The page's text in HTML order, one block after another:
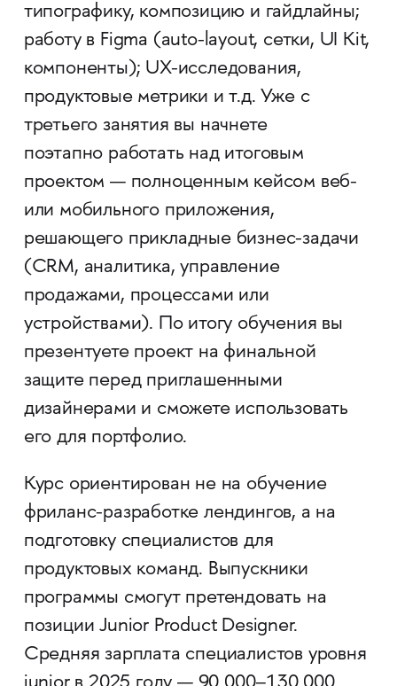
типографику, композицию и гайдлайны;
работу в Figma (auto-layout, сетки, UI Kit,
компоненты); UX-исследования,
продуктовые метрики и т.д. Уже с
третьего занятия вы начнете
поэтапно работать над итоговым
проектом — полноценным кейсом веб-
или мобильного приложения,
решающего прикладные бизнес-задачи
(CRM, аналитика, управление
продажами, процессами или
устройствами). По итогу обучения вы
презентуете проект на финальной
защите перед приглашенными
дизайнерами и сможете использовать
его для портфолио.
Курс ориентирован не на обучение
фриланс-разработке лендингов, а на
подготовку специалистов для
продуктовых команд. Выпускники
программы смогут претендовать на
позиции Junior Product Designer.
Средняя зарплата специалистов уровня